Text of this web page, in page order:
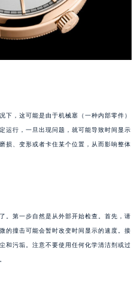
下，这可能是由于机械塞（一种内部零件）
运行，一旦出现问题，就可能导致时间显示
损、变形或者卡住某个位置，从而影响整体
。第一步自然是从外部开始检查。首先，请
的撞击可能会暂时改变时间显示的速度。接
和污垢。注意不要使用任何化学清洁剂或过